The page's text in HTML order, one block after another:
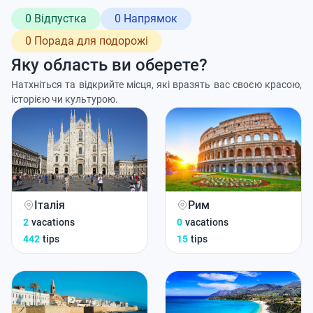
0 Відпустка
0 Напрямок
0 Порада для подорожі
Яку область ви оберете?
Натхніться та відкрийте місця, які вразять вас своєю красою,
історією чи культурою.
Італія
2 vacations
442 tips
Рим
0 vacations
15 tips